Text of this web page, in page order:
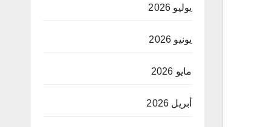
يوليو 2026
يونيو 2026
مايو 2026
أبريل 2026